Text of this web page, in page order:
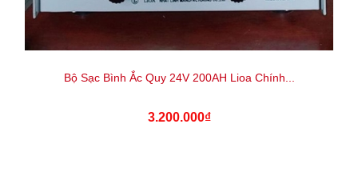
Bộ Sạc Bình Ắc Quy 24V 200AH Lioa Chính...
3.200.000₫